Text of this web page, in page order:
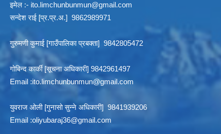
इमेल :- ito.limchunbunmun@gmail.com
सन्देश राई [प्र.प्र.अ.] 9862989971
गुरुमणी कुमाई [गाउँपालिका प्रबक्ता] 9842805472
गोबिन्द कार्की [सूचना अधिकारी] 9842961497
Email :ito.limchunbunmun@gmail.com
युवराज ओली [गुनासो सुन्ने अधिकारी] 9841939206
Email :oliyubaraj36@gmail.com